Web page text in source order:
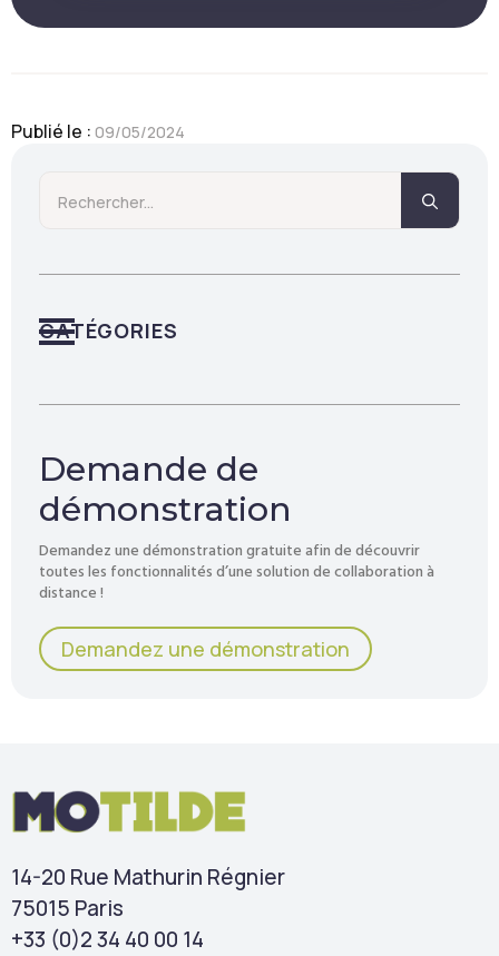
Publié le : 09/05/2024
CATÉGORIES
Demande de
démonstration
Demandez une démonstration gratuite afin de découvrir
toutes les fonctionnalités d’une solution de collaboration à
distance !
Demandez une démonstration
14-20 Rue Mathurin Régnier
75015 Paris
+33 (0)2 34 40 00 14